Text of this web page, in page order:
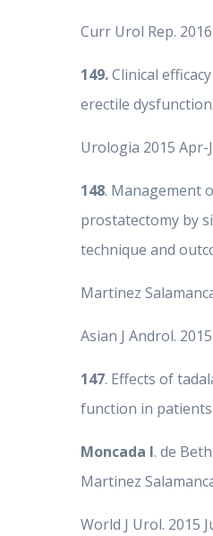
Curr Urol Rep.
149.Clinical
erectile dysfunction.
Urologia 2015 Apr-
148. Management
prostatectomy by
technique and
Martinez
Asian J Androl.
147. Effects of
function in
Moncada I. de
Martinez
World J Urol. 2015